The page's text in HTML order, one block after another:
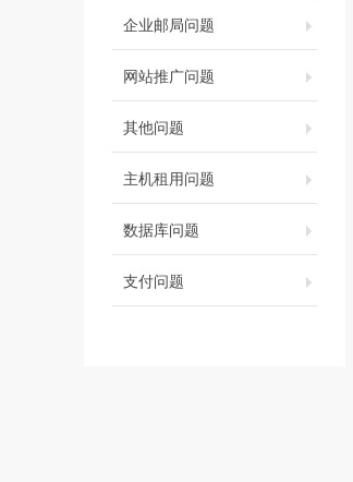
企业邮局问题
网站推广问题
其他问题
主机租用问题
数据库问题
支付问题